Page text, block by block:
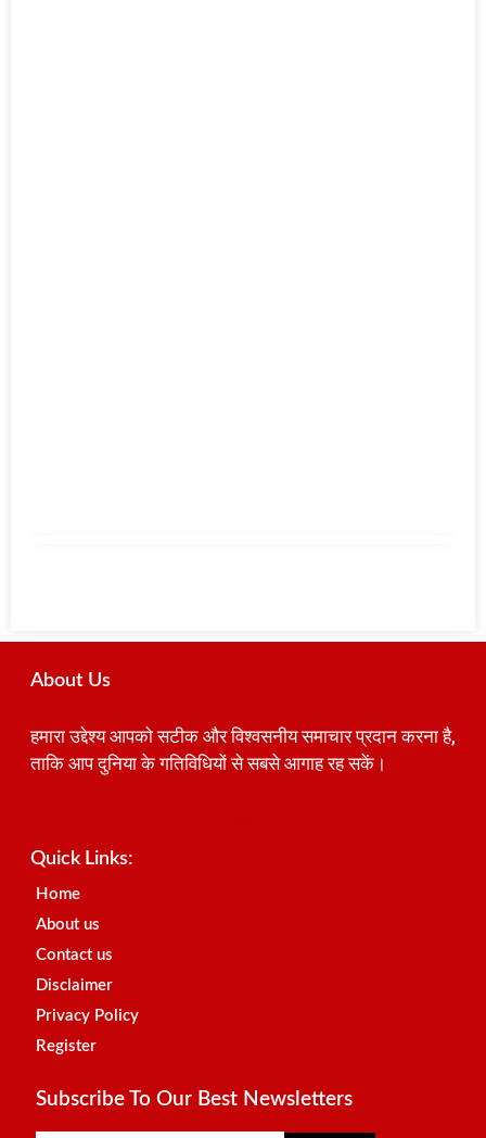
About Us
हमारा उद्देश्य आपको सटीक और विश्वसनीय समाचार प्रदान करना है,
ताकि आप दुनिया के गतिविधियों से सबसे आगाह रह सकें।
Quick Links:
Home
About us
Contact us
Disclaimer
Privacy Policy
Register
Subscribe To Our Best Newsletters